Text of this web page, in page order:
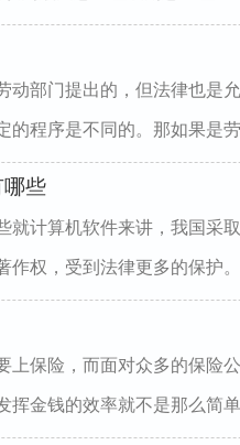
动部门提出的，但法律也是
的程序是不同的。那如果是
些
就计算机软件来讲，我国采
作权，受到法律更多的保护
上保险，而面对众多的保险
挥金钱的效率就不是那么简